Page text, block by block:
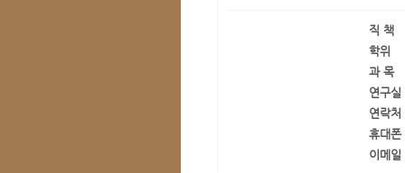
직 책
학위
과 목
연구실
연락처
휴대폰
이메일